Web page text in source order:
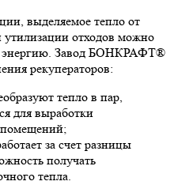
выделяемое тепло от
утилизации отходов можно
энергию. Завод БОНКРАФТ®
рекуператоров:
тепло в пар,
для выработки
помещений;
за счет разницы
получать
тепла.